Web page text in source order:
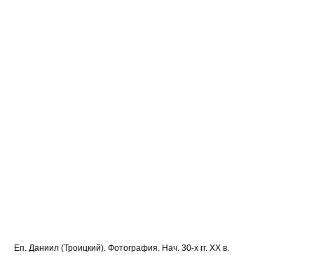
Еп. Даниил (Троицкий). Фотография. Нач. 30-х гг. ХХ в.